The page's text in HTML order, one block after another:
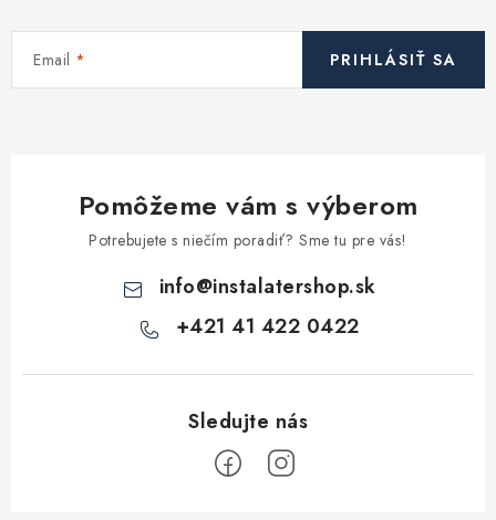
Email PRIHLÁSIŤ SA
Pomôžeme vám s výberom
Potrebujete s niečím poradiť? Sme tu pre vás!
info@instalatershop.sk
+421 41 422 0422